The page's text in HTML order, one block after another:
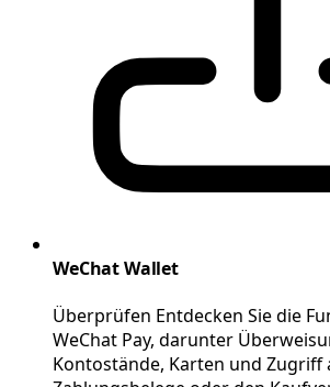
WeChat Wallet
Überprüfen Entdecken Sie die
WeChat Pay, darunter
Kontostände, Karten und Zugriff